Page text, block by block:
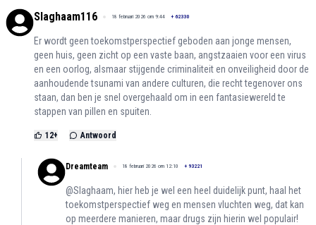
Slaghaam116 18 februari 2026 om 9:44 + 62330
Er wordt geen toekomstperspectief geboden aan jonge mensen,
geen huis, geen zicht op een vaste baan, angstzaaien voor een virus
en een oorlog, alsmaar stijgende criminaliteit en onveiligheid door de
aanhoudende tsunami van andere culturen, die recht tegenover ons
staan, dan ben je snel overgehaald om in een fantasiewereld te
stappen van pillen en spuiten.
12+ Antwoord
Dreamteam 18 februari 2026 om 12:10 + 93221
@Slaghaam, hier heb je wel een heel duidelijk punt, haal het
toekomstperspectief weg en mensen vluchten weg, dat kan
op meerdere manieren, maar drugs zijn hierin wel populair!